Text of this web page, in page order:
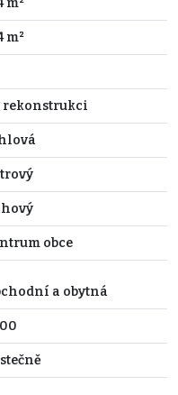
m²
rekonstrukci
obce
a obytná